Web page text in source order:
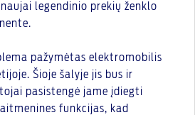
legendinio prekių ženklo
pažymėtas elektromobilis
Šioje šalyje jis bus ir
pasistengė jame įdiegti
funkcijas, kad